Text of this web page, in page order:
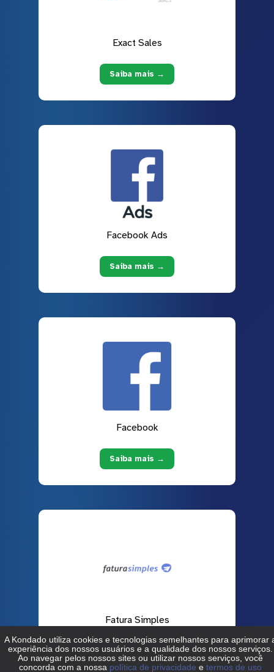
Exact Sales
Saiba mais →
Facebook Ads
Saiba mais →
Facebook
Saiba mais →
Fatura Simples
Saiba mais →